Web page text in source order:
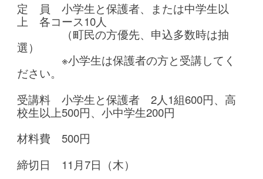
定 員 小学生と保護者、または中学生以
上 各コース10人
（町民の方優先、申込多数時は抽
選）
※小学生は保護者の方と受講してく
ださい。
受講料 小学生と保護者 2人1組600円、高
校生以上500円、小中学生200円
材料費 500円
締切日 11月7日（木）